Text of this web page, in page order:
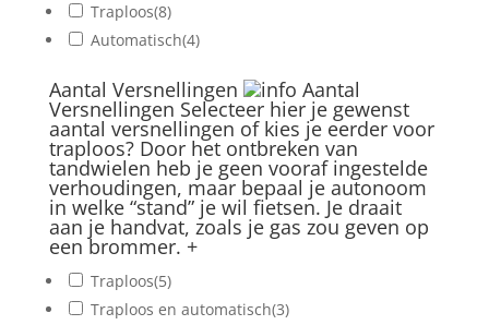
Traploos(8)
Automatisch(4)
Aantal Versnellingen Aantal
Versnellingen Selecteer hier je gewenst
aantal versnellingen of kies je eerder voor
traploos? Door het ontbreken van
tandwielen heb je geen vooraf ingestelde
verhoudingen, maar bepaal je autonoom
in welke “stand” je wil fietsen. Je draait
aan je handvat, zoals je gas zou geven op
een brommer. +
Traploos(5)
Traploos en automatisch(3)